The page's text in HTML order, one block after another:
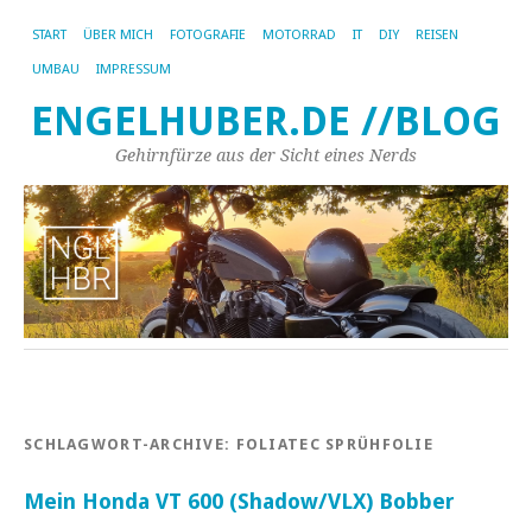
START ÜBER MICH FOTOGRAFIE MOTORRAD IT DIY REISEN
UMBAU IMPRESSUM
ENGELHUBER.DE //BLOG
Gehirnfürze aus der Sicht eines Nerds
SCHLAGWORT-ARCHIVE: FOLIATEC SPRÜHFOLIE
Mein Honda VT 600 (Shadow/VLX) Bobber